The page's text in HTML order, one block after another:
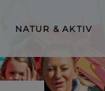
NATUR & AKTIV